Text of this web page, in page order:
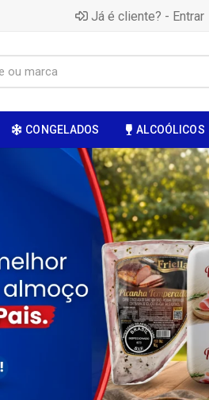
Já é cliente? - Entrar
CONGELADOS ALCOÓLICOS